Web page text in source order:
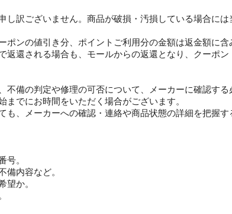
し訳ございません。商品が破損・汚損している場合に
ポンの値引き分、ポイントご利用分の金額は返金額に含
返還される場合も、モールからの返還となり、クーポ
不備の判定や修理の可否について、メーカーに確認す
までにお時間をいただく場合がございます。
も、メーカーへの確認・連絡や商品状態の詳細を把握
号。
備内容など。
望か。